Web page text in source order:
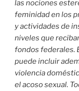
las nociones
feminidad en los
y actividades de
niveles que
fondos federales.
puede incluir
violencia
el acoso sexual.